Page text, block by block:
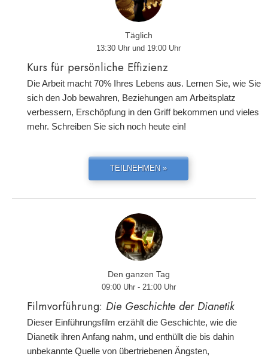
Täglich
13:30 Uhr und 19:00 Uhr
Kurs für persönliche Effizienz
Die Arbeit macht 70% Ihres Lebens aus. Lernen Sie, wie Sie
sich den Job bewahren, Beziehungen am Arbeitsplatz
verbessern, Erschöpfung in den Griff bekommen und vieles
mehr. Schreiben Sie sich noch heute ein!
TEILNEHMEN »
Den ganzen Tag
09:00 Uhr - 21:00 Uhr
Filmvorführung: Die Geschichte der Dianetik
Dieser Einführungsfilm erzählt die Geschichte, wie die
Dianetik ihren Anfang nahm, und enthüllt die bis dahin
unbekannte Quelle von übertriebenen Ängsten,